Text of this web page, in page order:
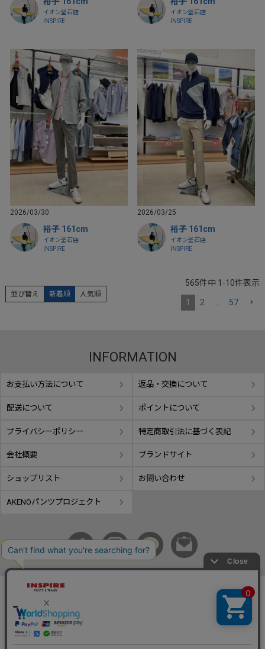
イオン釜石店
INSPIRE
イオン釜石店
INSPIRE
2026/03/30
裕子 161cm
イオン釜石店
INSPIRE
2026/03/25
裕子 161cm
イオン釜石店
INSPIRE
並び替え 新着順 人気順
565件中 1 -10件表示
1 2 … 57
INFORMATION
お支払い方法について 返品・交換について
配送について ポイントについて
プライバシーポリシー 特定商取引法に基づく表記
会社概要 ブランドサイト
ショップリスト お問い合わせ
AKENOパンツプロジェクト
copyright © GIFUTAKE All rights reserved.